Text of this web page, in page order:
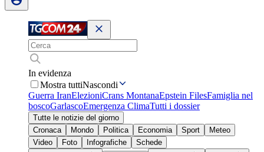
In evidenza
Mostra tuttiNascondi
Guerra IranElezioniCrans MontanaEpstein FilesFamiglia nel
boscoGarlascoEmergenza ClimaTutti i dossier
Tutte le notizie del giorno
Cronaca
Mondo Politica Economia Sport
Meteo
Video
Foto Infografiche
Schede